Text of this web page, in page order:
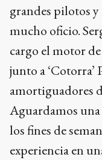
grandes pilotos
mucho oficio.
cargo el motor
junto a ‘Cotorra’
amortiguadores
Aguardamos
los fines de
experiencia en